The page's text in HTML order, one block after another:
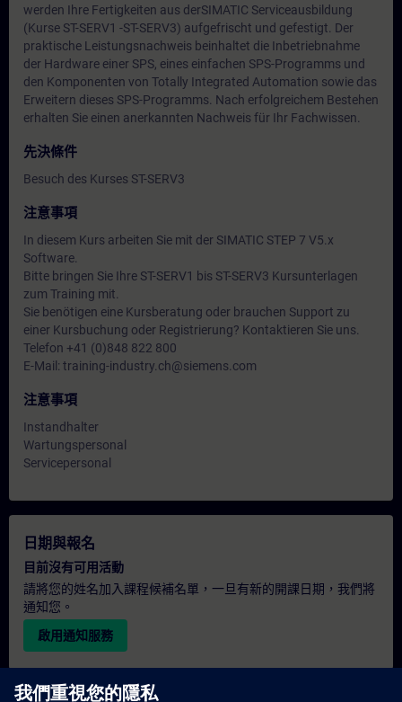
werden Ihre Fertigkeiten aus derSIMATIC Serviceausbildung
(Kurse ST-SERV1 -ST-SERV3) aufgefrischt und gefestigt. Der
praktische Leistungsnachweis beinhaltet die Inbetriebnahme
der Hardware einer SPS, eines einfachen SPS-Programms und
den Komponenten von Totally Integrated Automation sowie das
Erweitern dieses SPS-Programms. Nach erfolgreichem Bestehen
erhalten Sie einen anerkannten Nachweis für Ihr Fachwissen.
先決條件
Besuch des Kurses ST-SERV3
注意事項
In diesem Kurs arbeiten Sie mit der SIMATIC STEP 7 V5.x
Software.
Bitte bringen Sie Ihre ST-SERV1 bis ST-SERV3 Kursunterlagen
zum Training mit.
Sie benötigen eine Kursberatung oder brauchen Support zu
einer Kursbuchung oder Registrierung? Kontaktieren Sie uns.
Telefon +41 (0)848 822 800
E-Mail: training-industry.ch@siemens.com
注意事項
Instandhalter
Wartungspersonal
Servicepersonal
日期與報名
目前沒有可用活動
請將您的姓名加入課程候補名單，一旦有新的開課日期，我們將
通知您。
啟用通知服務